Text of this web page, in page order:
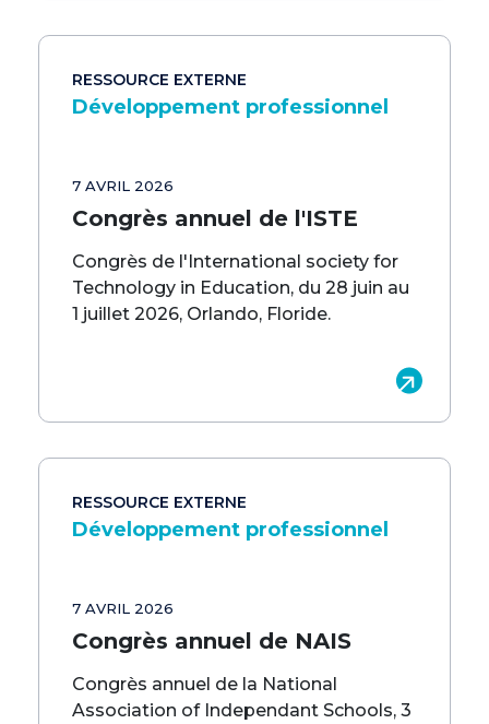
RESSOURCE EXTERNE
Développement professionnel
7 AVRIL 2026
Congrès annuel de l'ISTE
Congrès de l'International society for
Technology in Education, du 28 juin au
1 juillet 2026, Orlando, Floride.
RESSOURCE EXTERNE
Développement professionnel
7 AVRIL 2026
Congrès annuel de NAIS
Congrès annuel de la National
Association of Independant Schools, 3